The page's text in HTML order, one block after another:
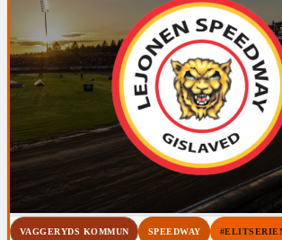
VAGGERYDS KOMMUN SPEEDWAY